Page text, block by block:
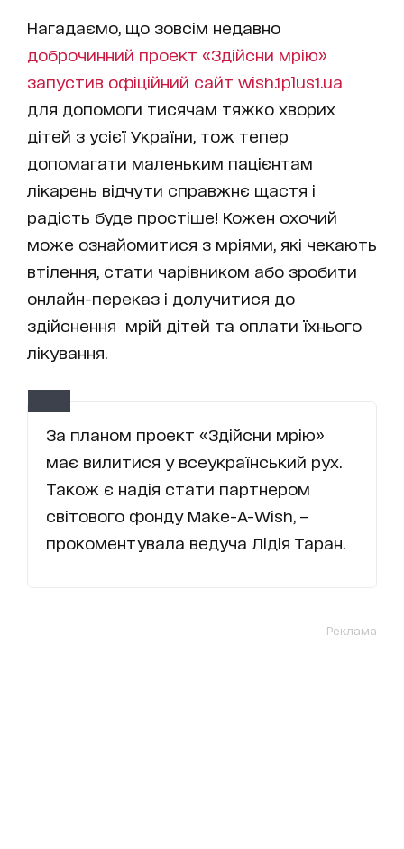
Нагадаємо, що зовсім недавно
доброчинний проект «Здійсни мрію»
запустив офіційний сайт wish.1plus1.ua
для допомоги тисячам тяжко хворих
дітей з усієї України, тож тепер
допомагати маленьким пацієнтам
лікарень відчути справжнє щастя і
радість буде простіше! Кожен охочий
може ознайомитися з мріями, які чекають
втілення, стати чарівником або зробити
онлайн-переказ і долучитися до
здійснення мрій дітей та оплати їхнього
лікування.
За планом проект «Здійсни мрію»
має вилитися у всеукраїнський рух.
Також є надія стати партнером
світового фонду Make-А-Wish, –
прокоментувала ведуча Лідія Таран.
Реклама